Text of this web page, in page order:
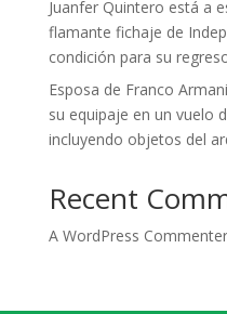
Juanfer Quintero está a
flamante fichaje de
condición para su
Esposa de Franco
su equipaje en un vuelo
incluyendo objetos del
Recent
A WordPress Commenter